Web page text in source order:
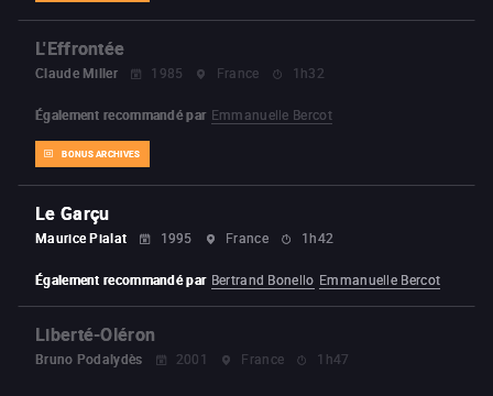
L'Effrontée
Claude Miller 1985 France 1h32
BONUS ARCHIVES
Également recommandé par Emmanuelle Bercot
Le Garçu
Maurice Pialat 1995 France 1h42
Également recommandé par Bertrand Bonello Emmanuelle Bercot
Liberté-Oléron
Bruno Podalydès 2001 France 1h47